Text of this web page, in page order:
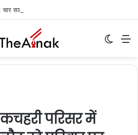
साल बाद मुजफ्फरपुर से मुख्य आरोपी गिरफ्तार
परिसर में